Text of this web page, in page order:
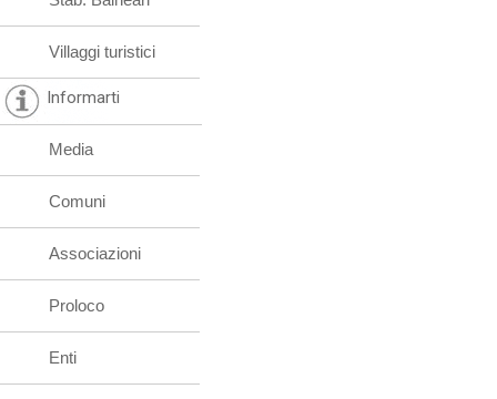
Villaggi turistici
Informarti
Media
Comuni
Associazioni
Proloco
Enti